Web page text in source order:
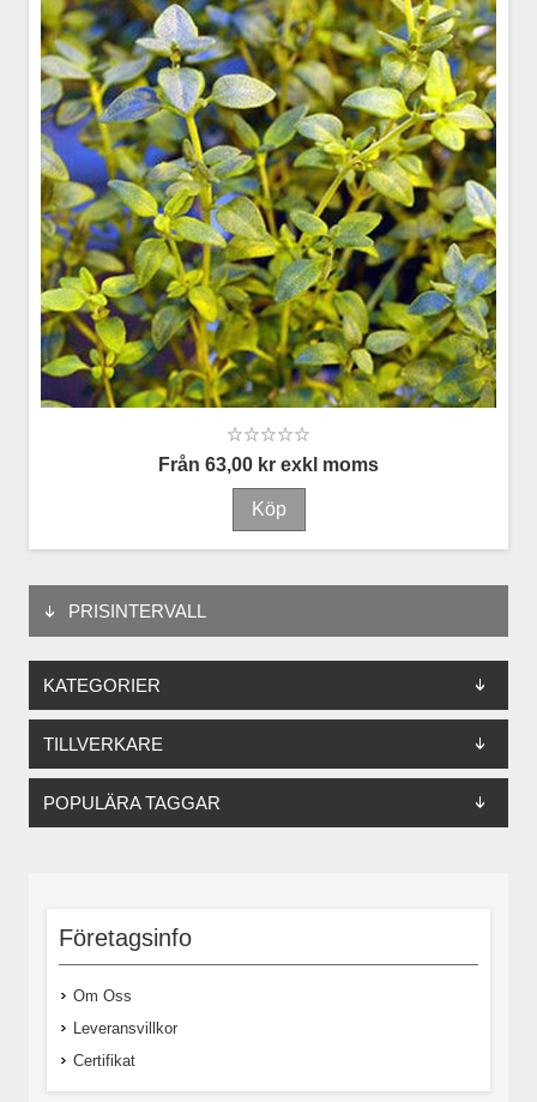
Från 63,00 kr exkl moms
PRISINTERVALL
KATEGORIER
TILLVERKARE
POPULÄRA TAGGAR
Företagsinfo
Om Oss
Leveransvillkor
Certifikat